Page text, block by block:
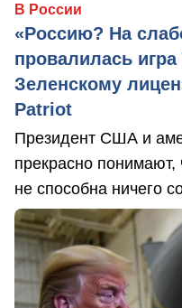
В России
«Россию? На
провалилась
Зеленскому
Patriot
Президент США и
прекрасно понимают,
не способна ничего